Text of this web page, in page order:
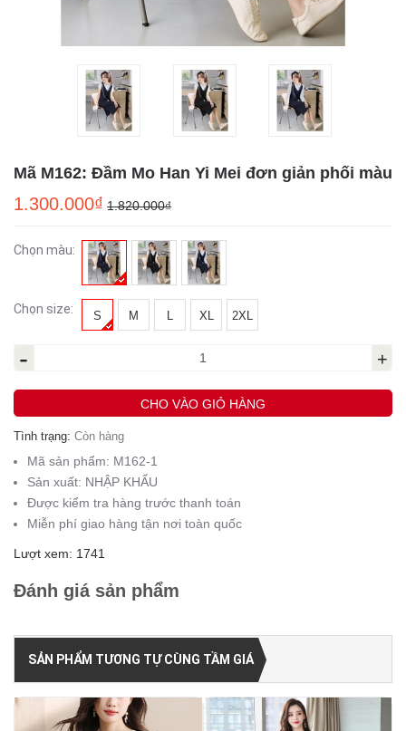
Mã M162: Đầm Mo Han Yi Mei đơn giản phối màu
1.300.000₫ 1.820.000₫
Chọn màu:
Chọn size: S M L XL 2XL
- +
CHO VÀO GIỎ HÀNG
Tình trạng: Còn hàng
Mã sản phẩm: M162-1
Sản xuất: NHẬP KHẨU
Được kiểm tra hàng trước thanh toán
Miễn phí giao hàng tận nơi toàn quốc
Lượt xem: 1741
Đánh giá sản phẩm
SẢN PHẨM TƯƠNG TỰ CÙNG TẦM GIÁ